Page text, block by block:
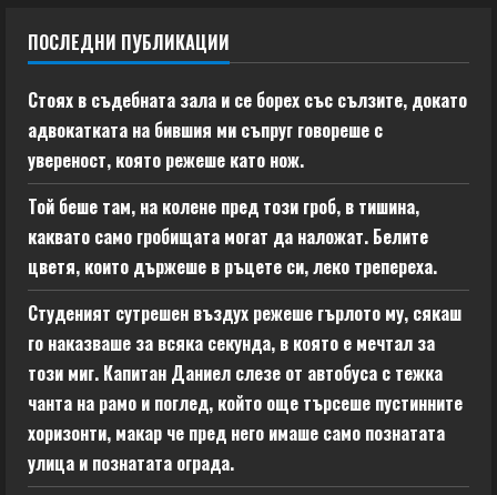
ПОСЛЕДНИ ПУБЛИКАЦИИ
Стоях в съдебната зала и се борех със сълзите, докато
адвокатката на бившия ми съпруг говореше с
увереност, която режеше като нож.
Той беше там, на колене пред този гроб, в тишина,
каквато само гробищата могат да наложат. Белите
цветя, които държеше в ръцете си, леко трепереха.
Студеният сутрешен въздух режеше гърлото му, сякаш
го наказваше за всяка секунда, в която е мечтал за
този миг. Капитан Даниел слезе от автобуса с тежка
чанта на рамо и поглед, който още търсеше пустинните
хоризонти, макар че пред него имаше само познатата
улица и познатата ограда.